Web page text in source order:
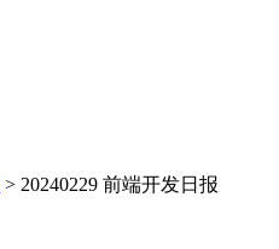
> 20240229 前端开发日报